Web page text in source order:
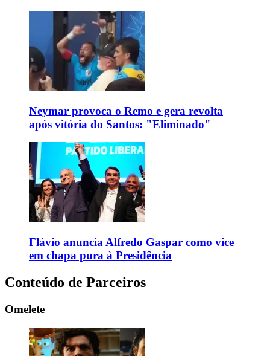
Neymar provoca o Remo e gera revolta
após vitória do Santos: "Eliminado"
Flávio anuncia Alfredo Gaspar como vice
em chapa pura à Presidência
Conteúdo de Parceiros
Omelete